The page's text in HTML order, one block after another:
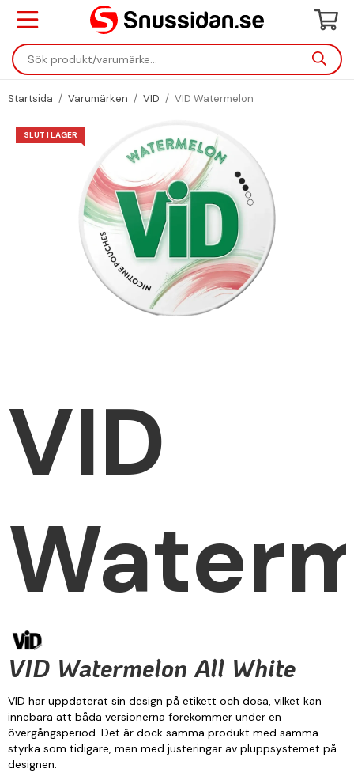
Startsida / Varumärken / VID / VID Watermelon
SLUT I LAGER
VID
VID Watermelon All White
VID har uppdaterat sin design på etikett och dosa, vilket kan
innebära att båda versionerna förekommer under en
övergångsperiod. Det är dock samma produkt med samma
styrka som tidigare, men med justeringar av pluppsystemet på
designen.